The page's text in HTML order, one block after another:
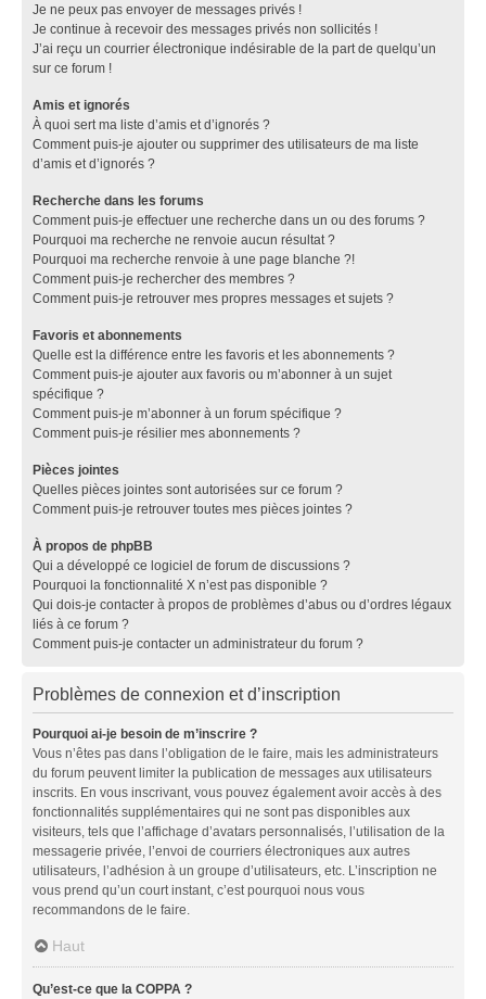
Je ne peux pas envoyer de messages privés !
Je continue à recevoir des messages privés non sollicités !
J’ai reçu un courrier électronique indésirable de la part de quelqu’un
sur ce forum !
Amis et ignorés
À quoi sert ma liste d’amis et d’ignorés ?
Comment puis-je ajouter ou supprimer des utilisateurs de ma liste
d’amis et d’ignorés ?
Recherche dans les forums
Comment puis-je effectuer une recherche dans un ou des forums ?
Pourquoi ma recherche ne renvoie aucun résultat ?
Pourquoi ma recherche renvoie à une page blanche ?!
Comment puis-je rechercher des membres ?
Comment puis-je retrouver mes propres messages et sujets ?
Favoris et abonnements
Quelle est la différence entre les favoris et les abonnements ?
Comment puis-je ajouter aux favoris ou m’abonner à un sujet
spécifique ?
Comment puis-je m’abonner à un forum spécifique ?
Comment puis-je résilier mes abonnements ?
Pièces jointes
Quelles pièces jointes sont autorisées sur ce forum ?
Comment puis-je retrouver toutes mes pièces jointes ?
À propos de phpBB
Qui a développé ce logiciel de forum de discussions ?
Pourquoi la fonctionnalité X n’est pas disponible ?
Qui dois-je contacter à propos de problèmes d’abus ou d’ordres légaux
liés à ce forum ?
Comment puis-je contacter un administrateur du forum ?
Problèmes de connexion et d’inscription
Pourquoi ai-je besoin de m’inscrire ?
Vous n’êtes pas dans l’obligation de le faire, mais les administrateurs
du forum peuvent limiter la publication de messages aux utilisateurs
inscrits. En vous inscrivant, vous pouvez également avoir accès à des
fonctionnalités supplémentaires qui ne sont pas disponibles aux
visiteurs, tels que l’affichage d’avatars personnalisés, l’utilisation de la
messagerie privée, l’envoi de courriers électroniques aux autres
utilisateurs, l’adhésion à un groupe d’utilisateurs, etc. L’inscription ne
vous prend qu’un court instant, c’est pourquoi nous vous
recommandons de le faire.
Haut
Qu’est-ce que la COPPA ?